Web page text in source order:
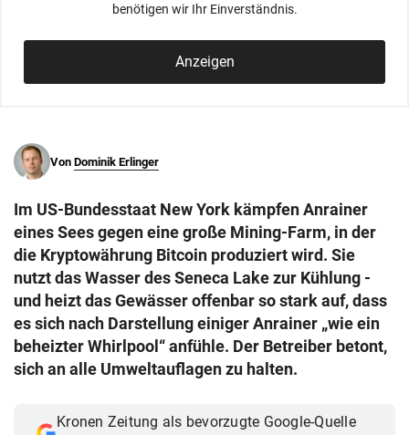
benötigen wir Ihr Einverständnis.
Anzeigen
Von Dominik Erlinger
Im US-Bundesstaat New York kämpfen Anrainer
eines Sees gegen eine große Mining-Farm, in der
die Kryptowährung Bitcoin produziert wird. Sie
nutzt das Wasser des Seneca Lake zur Kühlung -
und heizt das Gewässer offenbar so stark auf, dass
es sich nach Darstellung einiger Anrainer „wie ein
beheizter Whirlpool“ anfühle. Der Betreiber betont,
sich an alle Umweltauflagen zu halten.
Kronen Zeitung als bevorzugte Google-Quelle